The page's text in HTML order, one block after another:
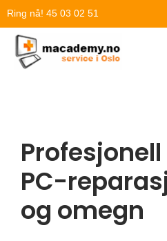
Hopp
innholdet
Ring nå! 45 03 02 51
PC-
og omegn